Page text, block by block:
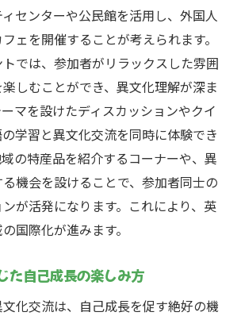
センターや公民館を活用し、外国人
ェを開催することが考えられます。
では、参加者がリラックスした雰囲
しむことができ、異文化理解が深ま
マを設けたディスカッションやクイ
学習と異文化交流を同時に体験でき
の特産品を紹介するコーナーや、異
機会を設けることで、参加者同士の
が活発になります。これにより、英
国際化が進みます。
た自己成長の楽しみ方
化交流は、自己成長を促す絶好の機